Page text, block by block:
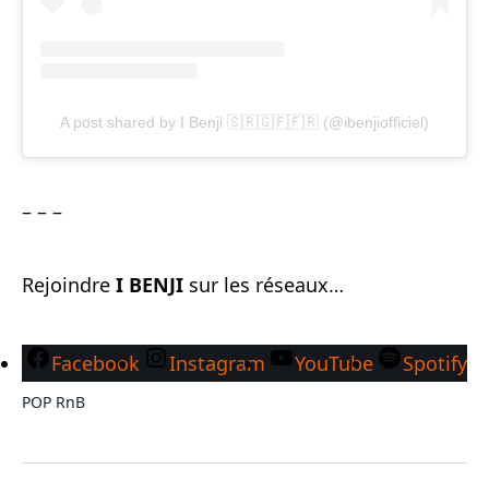
A post shared by I Benji 🇸🇷🇬🇫🇫🇷 (@ibenjiofficiel)
– – –
Rejoindre I BENJI sur les réseaux…
Facebook Instagram YouTube Spotify
POP RnB